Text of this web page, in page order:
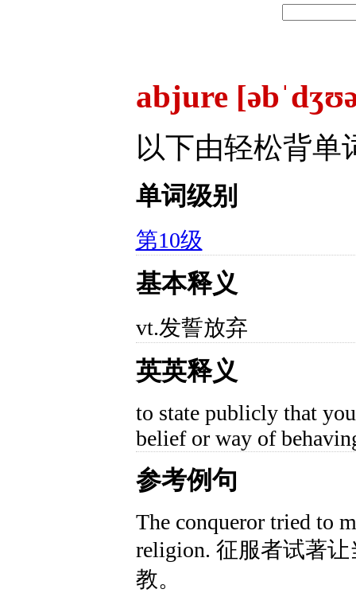
abjure
以下由轻松背单
单词级别
第10级
基本释义
vt.发誓放弃
英英释义
to state publicly that
belief or way of
参考例句
The conqueror tried to
religion. 征服者试著
教。